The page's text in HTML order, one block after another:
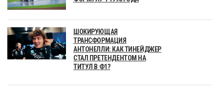
ШОКИРУЮЩАЯ
ТРАНСФОРМАЦИЯ
АНТОНЕЛЛИ: КАК ТИНЕЙДЖЕР
СТАЛ ПРЕТЕНДЕНТОМ НА
ТИТУЛ В Ф1?